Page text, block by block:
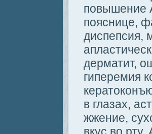
повышение
пояснице,
диспепсия,
дерматит,
гиперемия
в глазах,
жжение,